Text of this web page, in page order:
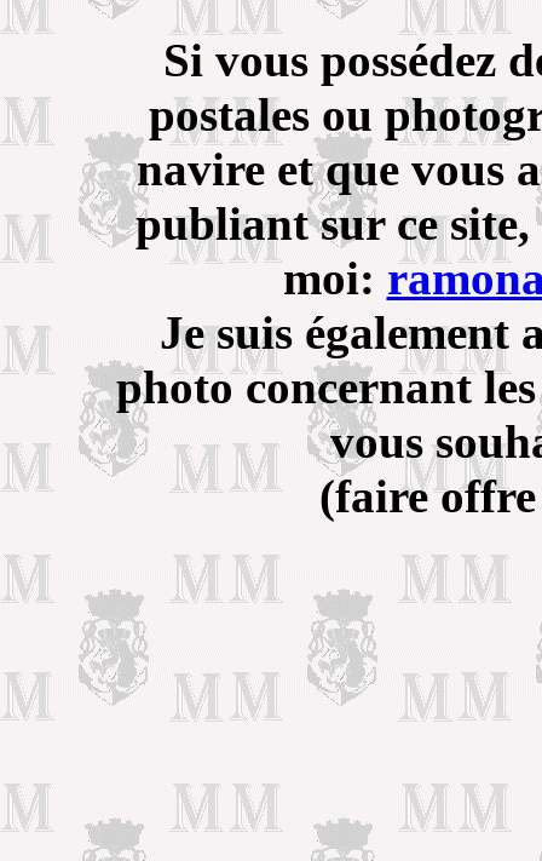
Si vous possédez
postales ou
navire et que vous
publiant sur ce
moi:
Je suis également
photo concernant
vous
(faire offre